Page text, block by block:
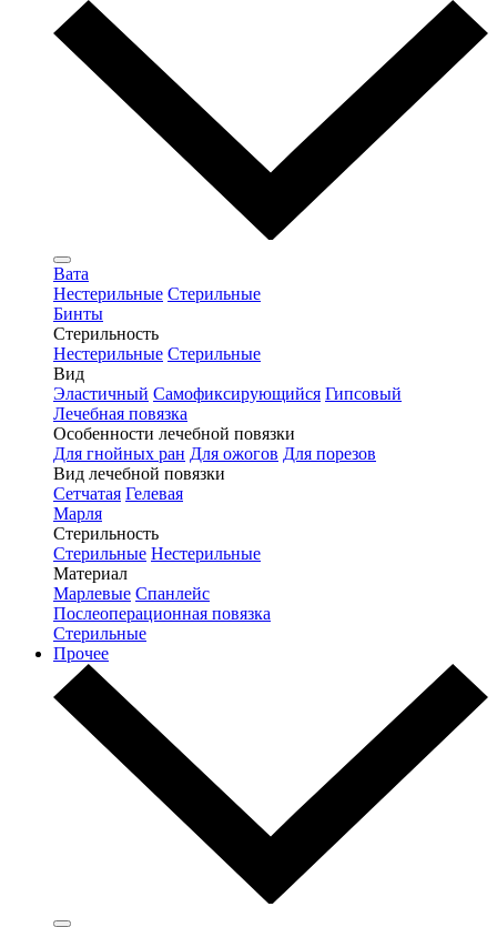
Вата
Нестерильные Стерильные
Бинты
Стерильность
Нестерильные Стерильные
Вид
Эластичный Самофиксирующийся Гипсовый
Лечебная повязка
Особенности лечебной повязки
Для гнойных ран Для ожогов Для порезов
Вид лечебной повязки
Сетчатая Гелевая
Марля
Стерильность
Стерильные Нестерильные
Материал
Марлевые Спанлейс
Послеоперационная повязка
Стерильные
Прочее